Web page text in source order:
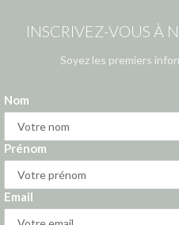
INSCRIVEZ-VOUS À
Soyez les premiers
Nom
Prénom
Email